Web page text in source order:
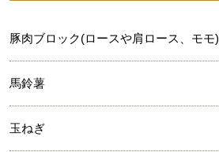
豚肉ブロック(ロースや肩ロース、モモ)
馬鈴薯
玉ねぎ